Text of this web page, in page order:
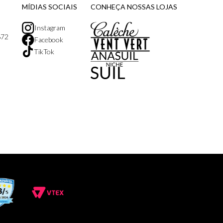
MÍDIAS SOCIAIS
Instagram
Facebook
TikTok
CONHEÇA NOSSAS LOJAS